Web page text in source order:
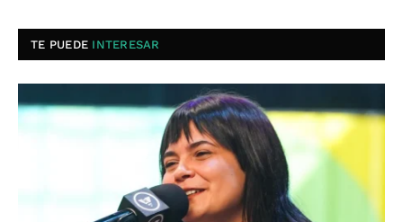
TE PUEDE INTERESAR